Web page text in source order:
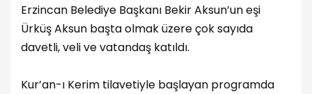
Erzincan Belediye Başkanı Bekir Aksun’un eşi
Ürküş Aksun başta olmak üzere çok sayıda
davetli, veli ve vatandaş katıldı.
Kur’an-ı Kerim tilavetiyle başlayan programda